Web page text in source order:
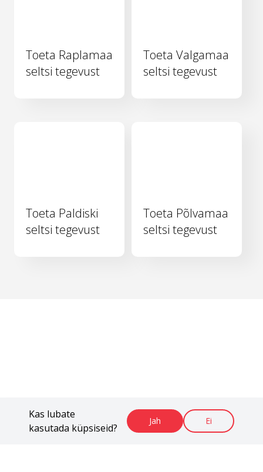
Kas lubate
kasutada küpsiseid?
Jah Ei
Toeta Raplamaa
seltsi tegevust
Toeta Valgamaa
seltsi tegevust
Toeta Paldiski
seltsi tegevust
Toeta Põlvamaa
seltsi tegevust